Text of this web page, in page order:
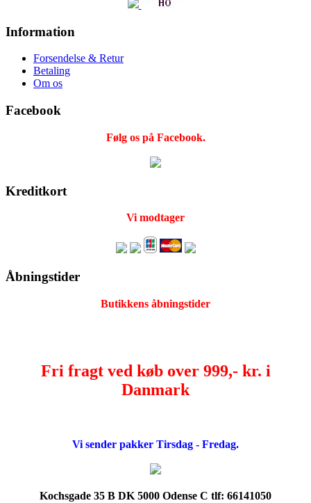
Information
Forsendelse & Retur
Betaling
Om os
Facebook
Følg os på Facebook.
Kreditkort
Vi modtager
Åbningstider
Butikkens åbningstider
Fri fragt ved køb over 999,- kr. i
Danmark
Vi sender pakker Tirsdag - Fredag.
Kochsgade 35 B DK 5000 Odense C tlf: 66141050